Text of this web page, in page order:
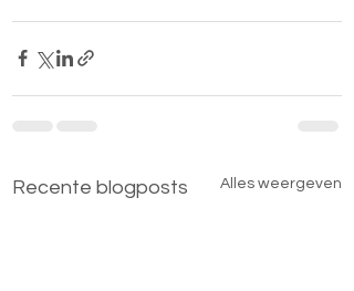
Recente blogposts Alles weergeven